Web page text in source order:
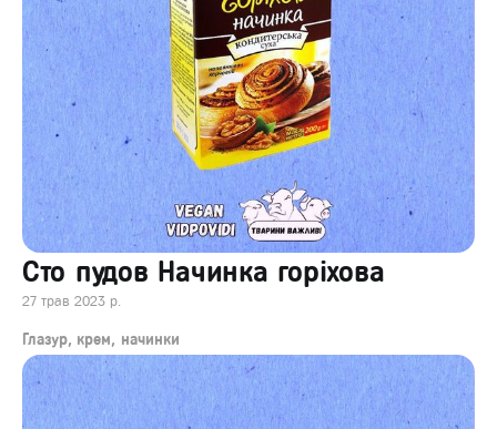
Сто пудов Начинка горіхова
27 трав 2023 р.
Глазур, крем, начинки